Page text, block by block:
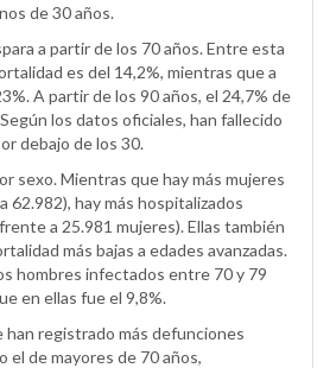
de 30 años.
a partir de los 70 años. Entre esta
es del 14,2%, mientras que a
A partir de los 90 años, el 24,7% de
los datos oficiales, han fallecido
debajo de los 30.
sexo. Mientras que hay más mujeres
hay más hospitalizados
a 25.981 mujeres). Ellas también
más bajas a edades avanzadas.
hombres infectados entre 70 y 79
en ellas fue el 9,8%.
han registrado más defunciones
el de mayores de 70 años,